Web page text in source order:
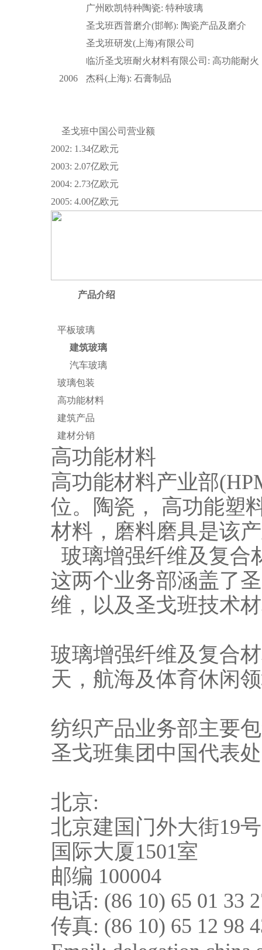
广州欧凯特种陶瓷: 特种玻璃
圣戈班西普磨介(邯郸): 陶瓷产品及磨介
圣戈班研发(上海)有限公司
临沂圣戈班耐火材料有限公司: 高功能耐火
2006
杰科(上海): 石膏制品
圣戈班中国公司营业额
2002: 1.34亿欧元
2003: 2.07亿欧元
2004: 2.73亿欧元
2005: 4.00亿欧元
产品介绍
平板玻璃
建筑玻璃
汽车玻璃
玻璃包装
高功能材料
建筑产品
建材分销
高功能材料
高功能材料产业部
位。陶瓷， 高功能塑
材料，磨料磨具是该
玻璃增强纤维及复合
这两个业务部涵盖了
维，以及圣戈班技术
玻璃增强纤维及复合
天，航海及体育休闲
纺织产品业务部主要
圣戈班集团中国代表
北京:
北京建国门外大街19号
国际大厦1501室
邮编 100004
电话: (86 10) 65 01 33
传真: (86 10) 65 12 98